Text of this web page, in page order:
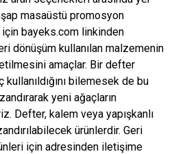
masaüstü promosyon
için bayeks.com linkinden
dönüşüm kullanılan malzemenin
amaçlar. Bir defter
bilemesek de bu
yeni ağaçların
Defter, kalem veya yapışkanlı
ürünlerdir. Geri
için adresinden iletişime